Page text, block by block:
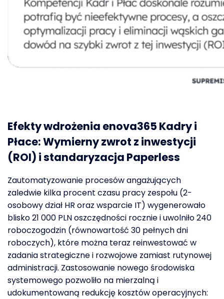
Efektywdrożenia enova365 Kadryi
Płace:Wymierny zwrot z inwestycji
(ROI) i standaryzacja Paperless
Zautomatyzowanie procesów angażujących
zaledwie kilka procent czasu pracy zespołu (2-
osobowy dział HR oraz wsparcie IT) wygenerowało
blisko 21 000 PLN oszczędności rocznie i uwolniło 240
roboczogodzin (równowartość 30 pełnych dni
roboczych), które można teraz reinwestować w
zadania strategiczne i rozwojowe zamiast rutynowej
administracji. Zastosowanie nowego środowiska
systemowego pozwoliło na mierzalną i
udokumentowaną redukcję kosztów operacyjnych: